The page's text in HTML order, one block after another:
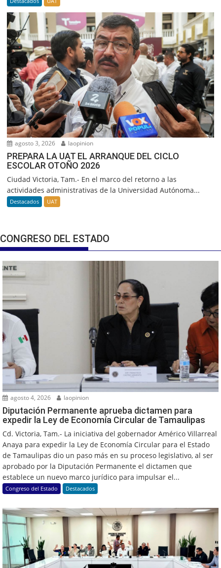
agosto 3, 2026 laopinion
PREPARA LA UAT EL ARRANQUE DEL CICLO
ESCOLAR OTOÑO 2026
Ciudad Victoria, Tam.- En el marco del retorno a las
actividades administrativas de la Universidad Autónoma...
Destacados UAT
CONGRESO DEL ESTADO
agosto 4, 2026 laopinion
Diputación Permanente aprueba dictamen para
expedir la Ley de Economía Circular de Tamaulipas
Cd. Victoria, Tam.- La iniciativa del gobernador Américo Villarreal
Anaya para expedir la Ley de Economía Circular para el Estado
de Tamaulipas dio un paso más en su proceso legislativo, al ser
aprobado por la Diputación Permanente el dictamen que
establece un nuevo marco jurídico para impulsar el...
Congreso del Estado Destacados